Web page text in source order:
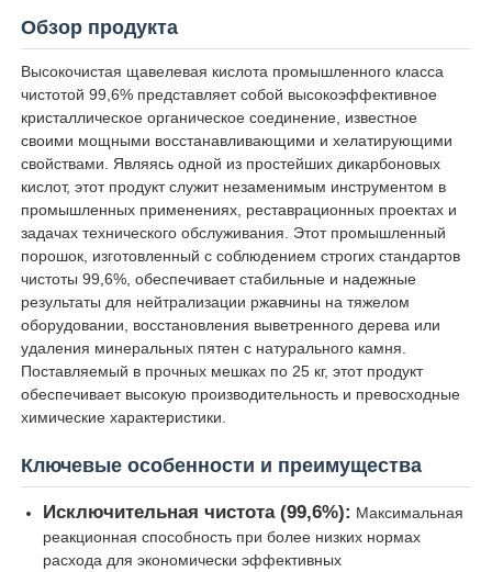
Продукция
Ролики
О Компании
Наша фабрика
контроль качества
контактные данные
Все случаи
Обзор продукта
Высокочистая щавелевая кислота промышленного класса
чистотой 99,6% представляет собой высокоэффективное
кристаллическое органическое соединение, известное
своими мощными восстанавливающими и хелатирующими
свойствами. Являясь одной из простейших дикарбоновых
кислот, этот продукт служит незаменимым инструментом в
промышленных применениях, реставрационных проектах и
задачах технического обслуживания. Этот промышленный
порошок, изготовленный с соблюдением строгих стандартов
чистоты 99,6%, обеспечивает стабильные и надежные
результаты для нейтрализации ржавчины на тяжелом
оборудовании, восстановления выветренного дерева или
удаления минеральных пятен с натурального камня.
Поставляемый в прочных мешках по 25 кг, этот продукт
обеспечивает высокую производительность и превосходные
химические характеристики.
Ключевые особенности и преимущества
Исключительная чистота (99,6%): Максимальная
реакционная способность при более низких нормах
расхода для экономически эффективных